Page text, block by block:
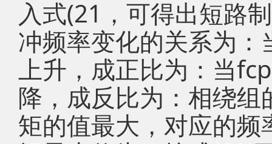
入式(21，可得出短路
冲频率变化的关系为
上升，成正比为：当
降，成反比为：相绕
矩的值最大，对应的